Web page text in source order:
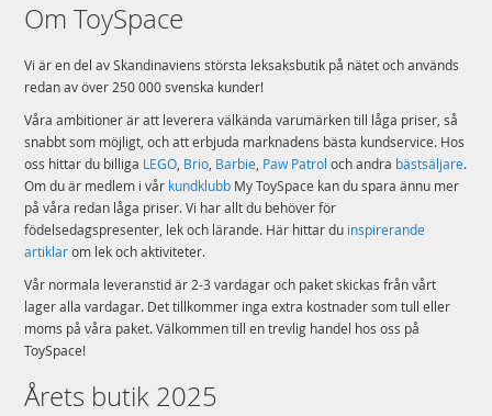
Om ToySpace
Vi är en del av Skandinaviens största leksaksbutik på nätet och används
redan av över 250 000 svenska kunder!
Våra ambitioner är att leverera välkända varumärken till låga priser, så
snabbt som möjligt, och att erbjuda marknadens bästa kundservice. Hos
oss hittar du billiga LEGO, Brio, Barbie, Paw Patrol och andra bästsäljare.
Om du är medlem i vår kundklubb My ToySpace kan du spara ännu mer
på våra redan låga priser. Vi har allt du behöver för
födelsedagspresenter, lek och lärande. Här hittar du inspirerande
artiklarom lek och aktiviteter.
Vår normala leveranstid är 2-3 vardagar och paket skickas från vårt
lager alla vardagar. Det tillkommer inga extra kostnader som tull eller
moms på våra paket. Välkommen till en trevlig handel hos oss på
ToySpace!
Årets butik 2025